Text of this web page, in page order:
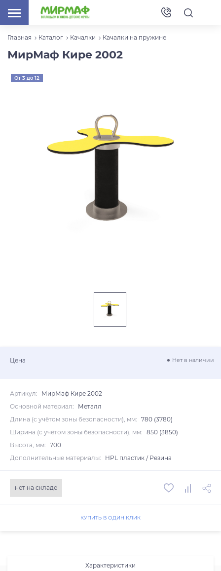
Главная Каталог Качалки Качалки на пружине
МирМаф Кире 2002
От 3 до 12
Характеристики
Цена Нет в наличии
Артикул:
МирМаф Кире 2002
Основной материал:
Металл
Длина (с учётом зоны безопасности), мм: 780 (3780)
Ширина (с учётом зоны безопасности), мм: 850 (3850)
Высота, мм: 700
Дополнительные материалы:
HPL пластик / Резина
нет на складе
КУПИТЬ В ОДИН КЛИК